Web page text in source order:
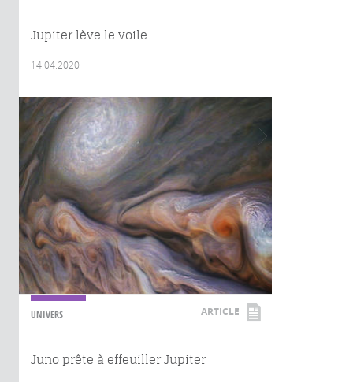
Jupiter lève le voile
14.04.2020
UNIVERS ARTICLE
Juno prête à effeuiller Jupiter